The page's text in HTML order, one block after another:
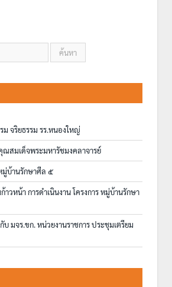
ม จริยธรรม รร.หนองใหญ่
ณสมเด็จพระมหารัชมงคลาจารย์
บ้านรักษาศีล ๕
วหน้า การดำเนินงาน โครงการ หมู่บ้านรักษา
มจร.ขก. หน่วยงานราชการ ประชุมเตรียม